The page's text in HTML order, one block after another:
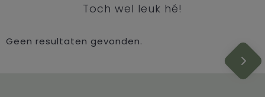
Toch wel leuk hé!
Geen resultaten gevonden.